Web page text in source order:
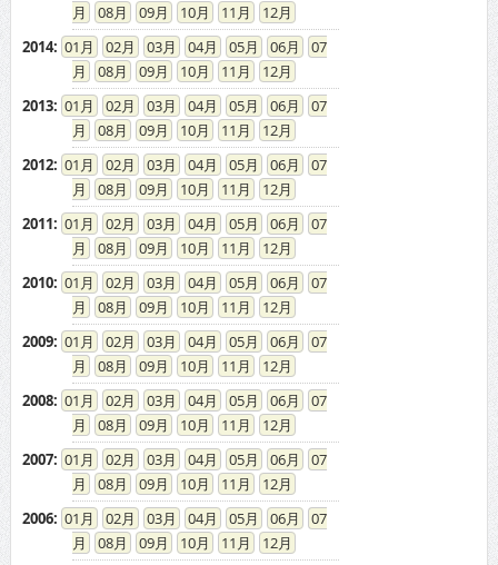
08
09 10 11
12
2014: 01 02 03 04 05 06
07
08
09 10 11
12
2013: 01 02 03 04 05 06
07
08
09 10 11
12
2012: 01 02 03 04 05 06
07
08
09 10 11
12
2011: 01 02 03 04 05 06
07
08
09 10 11
12
2010: 01 02 03 04 05 06
07
08
09 10 11
12
2009: 01 02 03 04 05 06
07
08
09 10 11
12
2008: 01 02 03 04 05 06
07
08
09 10 11
12
2007: 01 02 03 04 05 06
07
08
09 10 11
12
2006: 01 02 03 04 05 06
07
08
09 10 11
12